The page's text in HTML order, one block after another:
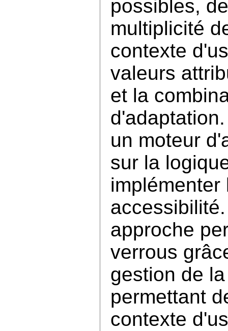
possibles,
multiplicité
contexte
valeurs
et la
un moteur
sur la
approche
verrous
gestion de
permettant
contexte